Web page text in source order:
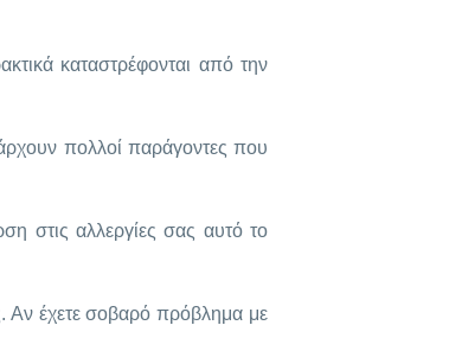
καταστρέφονται από την
πολλοί παράγοντες που
στις αλλεργίες σας αυτό το
Αν έχετε σοβαρό πρόβλημα με